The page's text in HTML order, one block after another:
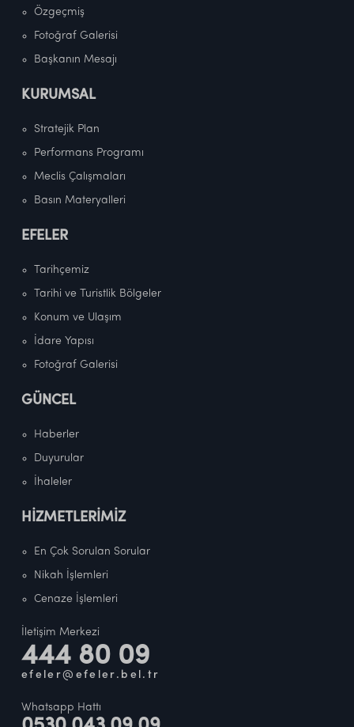
Özgeçmiş
Fotoğraf Galerisi
Başkanın Mesajı
KURUMSAL
Stratejik Plan
Performans Programı
Meclis Çalışmaları
Basın Materyalleri
EFELER
Tarihçemiz
Tarihi ve Turistlik Bölgeler
Konum ve Ulaşım
İdare Yapısı
Fotoğraf Galerisi
GÜNCEL
Haberler
Duyurular
İhaleler
HİZMETLERİMİZ
En Çok Sorulan Sorular
Nikah İşlemleri
Cenaze İşlemleri
İletişim Merkezi
444 80 09
efeler@efeler.bel.tr
Whatsapp Hattı